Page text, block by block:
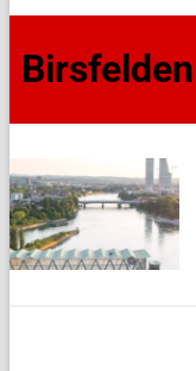
Birsfelden